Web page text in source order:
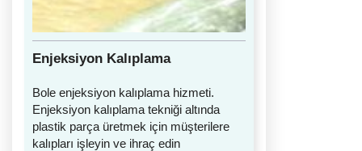
Enjeksiyon Kalıplama
Bole enjeksiyon kalıplama hizmeti.
Enjeksiyon kalıplama tekniği altında
plastik parça üretmek için müşterilere
kalıpları işleyin ve ihraç edin